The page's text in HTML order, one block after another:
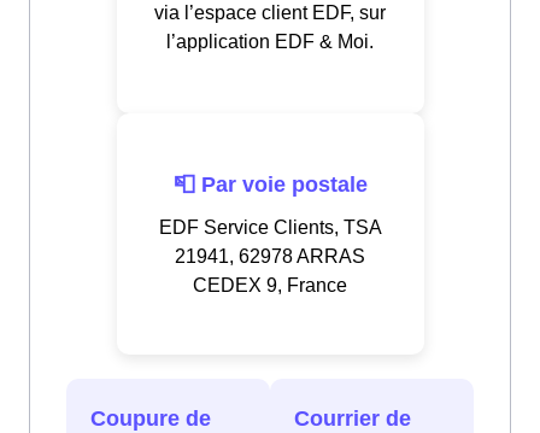
via l’espace client EDF, sur
l’application EDF & Moi.
📮 Par voie postale
EDF Service Clients, TSA
21941, 62978 ARRAS
CEDEX 9, France
Coupure de
Courrier de